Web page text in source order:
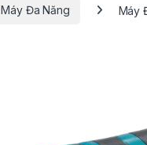
Máy Đa Năng Máy